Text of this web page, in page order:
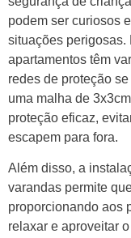
podem ser curiosos
situações perigosas.
apartamentos têm
redes de proteção
uma malha de
proteção eficaz,
escapem para fora.
Além disso, a
varandas permite
proporcionando aos
relaxar e aproveitar